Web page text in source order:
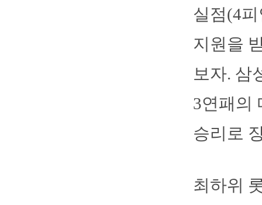
실점(4
지원을
보자. 삼
3연패의
승리로
최하위